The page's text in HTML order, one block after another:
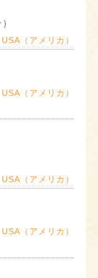
USA（アメリカ）
USA（アメリカ）
USA（アメリカ）
USA（アメリカ）